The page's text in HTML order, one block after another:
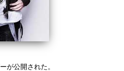
が公開された。